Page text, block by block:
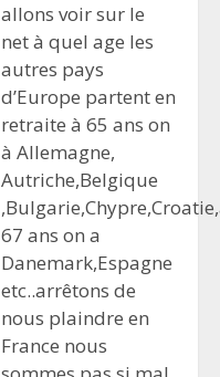
allons voir sur le
net à quel age les
autres pays
d’Europe partent en
retraite à 65 ans on
à Allemagne,
Autriche,Belgique
67 ans on a
Danemark,Espagne
etc..arrêtons de
nous plaindre en
France nous